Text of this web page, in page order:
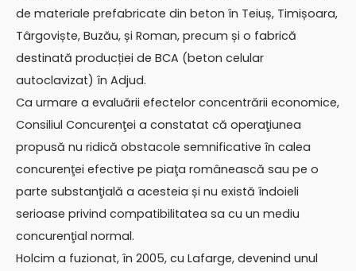
de materiale prefabricate din beton în Teiuș, Timișoara,
Târgoviște, Buzău, și Roman, precum și o fabrică
destinată producției de BCA (beton celular
autoclavizat) în Adjud.
Ca urmare a evaluării efectelor concentrării economice,
Consiliul Concurenţei a constatat că operaţiunea
propusă nu ridică obstacole semnificative în calea
concurenţei efective pe piaţa românească sau pe o
parte substanţială a acesteia și nu există îndoieli
serioase privind compatibilitatea sa cu un mediu
concurenţial normal.
Holcim a fuzionat, în 2005, cu Lafarge, devenind unul